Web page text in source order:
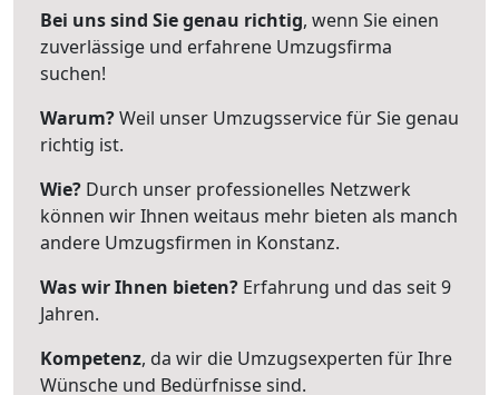
Bei uns sind Sie genau richtig, wenn Sie einen
zuverlässige und erfahrene Umzugsfirma
suchen!
Warum?Weil unser Umzugsservice für Sie genau
richtig ist.
Wie? Durch unser professionelles Netzwerk
können wir Ihnen weitaus mehr bieten als manch
andere Umzugsfirmen in Konstanz.
Was wir Ihnen bieten? Erfahrung und das seit 9
Jahren.
Kompetenz, da wir die Umzugsexperten für Ihre
Wünsche und Bedürfnisse sind.